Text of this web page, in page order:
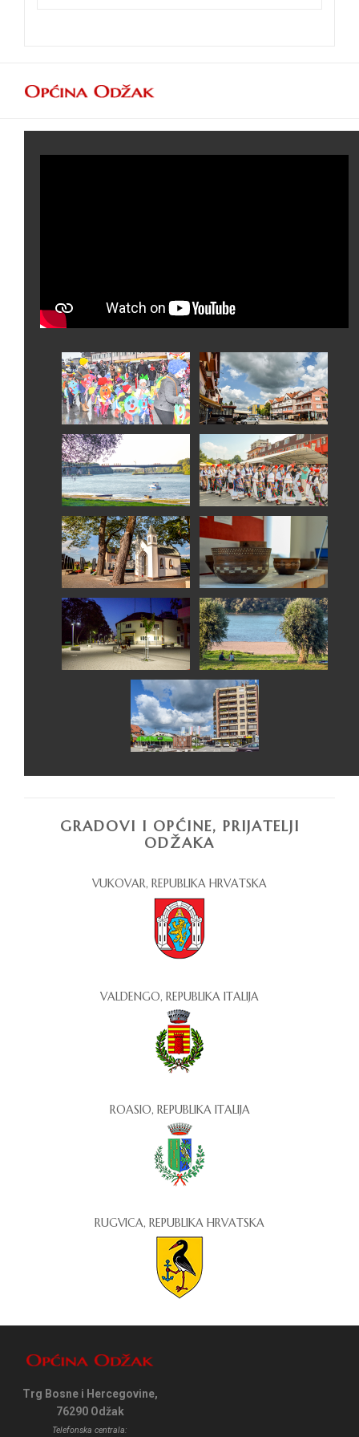
GRADOVI I OPĆINE, PRIJATELJI
ODŽAKA
VUKOVAR, REPUBLIKA HRVATSKA
VALDENGO, REPUBLIKA ITALIJA
ROASIO, REPUBLIKA ITALIJA
RUGVICA, REPUBLIKA HRVATSKA
Trg Bosne i Hercegovine,
76290 Odžak
Telefonska centrala: